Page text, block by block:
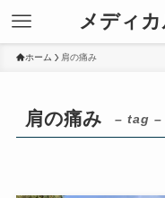
メディ
ホーム 肩の痛み
肩の痛み – tag –